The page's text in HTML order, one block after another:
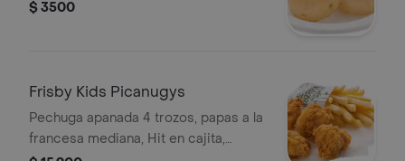
$ 3500
Frisby Kids Picanugys
Pechuga apanada 4 trozos, papas a la
francesa mediana, Hit en cajita,